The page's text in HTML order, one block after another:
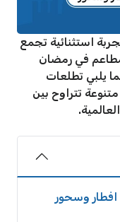
استثنائية تجمع
في رمضان
يلبي تطلعات
تتراوح بين
وسحور